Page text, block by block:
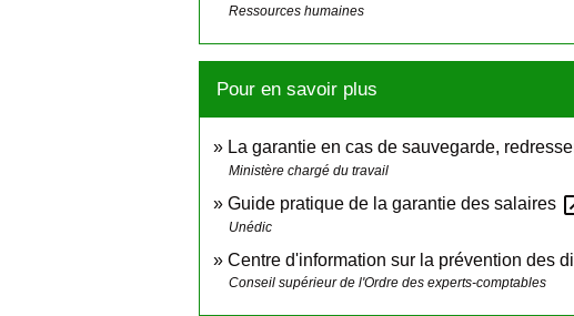
Ressources humaines
Pour en savoir plus
La garantie en cas de sauvegarde,
Ministère chargé du travail
Guide pratique de la garantie des salaires
Unédic
Centre d'information sur la prévention des
Conseil supérieur de l'Ordre des experts-comptables